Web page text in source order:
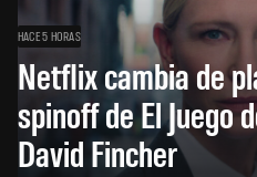
HACE 5 HORAS
Netflix cambia de
spinoff de El Juego
David Fincher